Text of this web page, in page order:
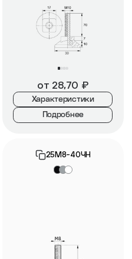
от 28,70 ₽
Характеристики
Подробнее
25М8-40ЧН